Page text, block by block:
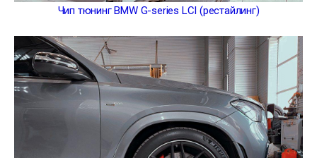
Чип тюнинг BMW G-series LCI (рестайлинг)